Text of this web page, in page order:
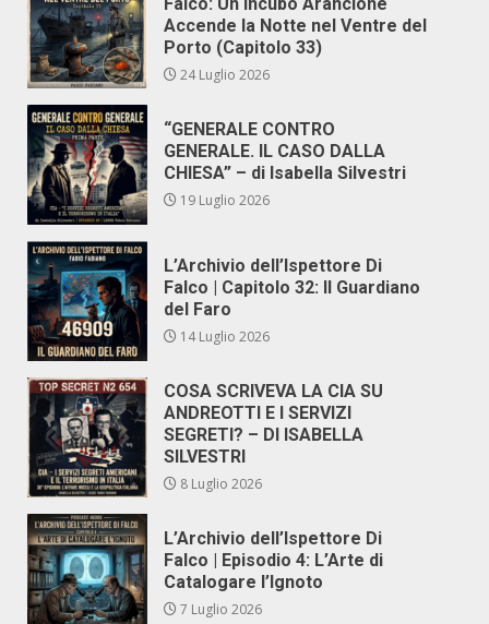
Accende la Notte nel Ventre del
Porto (Capitolo 33)
24 Luglio 2026
“GENERALE CONTRO
GENERALE. IL CASO DALLA
CHIESA” – di Isabella Silvestri
19 Luglio 2026
L’Archivio dell’Ispettore Di
Falco | Capitolo 32: Il Guardiano
del Faro
14 Luglio 2026
COSA SCRIVEVA LA CIA SU
ANDREOTTI E I SERVIZI
SEGRETI? – DI ISABELLA
SILVESTRI
8 Luglio 2026
L’Archivio dell’Ispettore Di
Falco | Episodio 4: L’Arte di
Catalogare l’Ignoto
7 Luglio 2026